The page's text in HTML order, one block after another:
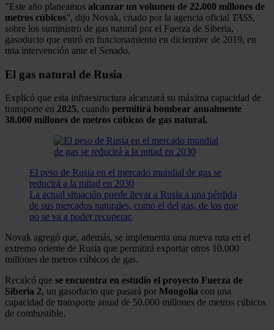
"Este año planeamos alcanzar un volumen de 22.000 millones de
metros cúbicos", dijo Novak, citado por la agencia oficial TASS,
sobre los suministro de gas natural por el Fuerza de Siberia,
gasoducto que entró en funcionamiento en diciembre de 2019, en
una intervención ante el Senado.
El gas natural de Rusia
Explicó que esta infraestructura alcanzará su máxima capacidad de
transporte en 2025, cuando permitirá bombear anualmente
38.000 millones de metros cúbicos de gas natural.
El peso de Rusia en el mercado mundial de gas se
reducirá a la mitad en 2030
La actual situación puede llevar a Rusia a una pérdida
de sus mercados naturales, como el del gas, de los que
no se va a poder recuperar.
Novak agregó que, además, se implementa una nueva ruta en el
extremo oriente de Rusia que permitirá exportar otros 10.000
millones de metros cúbicos de gas.
Recalcó que se encuentra en estudio el proyecto Fuerza de
Siberia 2, un gasoducto que pasará por Mongolia con una
capacidad de transporte anual de 50.000 millones de metros cúbicos
de combustible.